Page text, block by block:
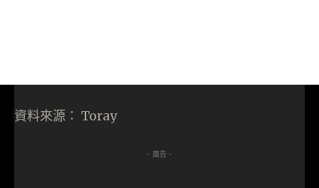
資料來源： Toray
- 廣告 -